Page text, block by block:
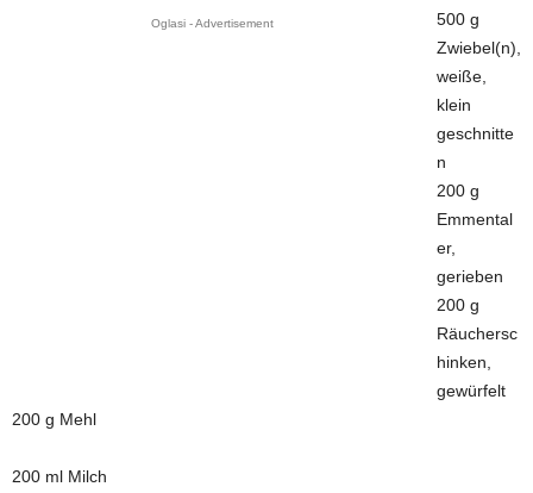
Oglasi - Advertisement
500 g
Zwiebel(n),
weiße,
klein
geschnitte
n
200 g
Emmental
er,
gerieben
200 g
Räuchersc
hinken,
gewürfelt
200 g Mehl
200 ml Milch